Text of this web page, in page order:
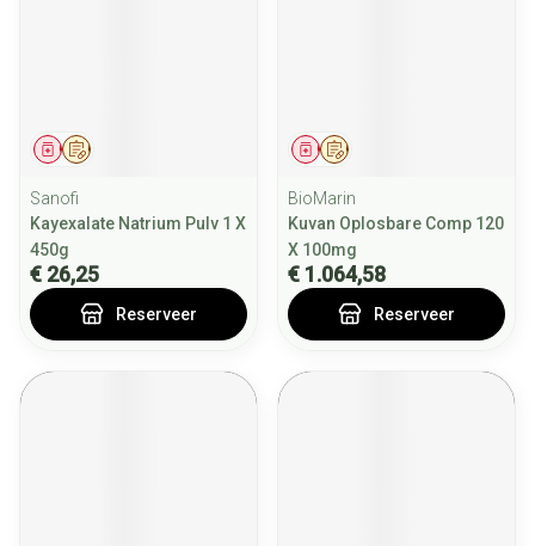
Op voorschrift
Geneesmiddel
Sanofi
Kayexalate Natrium Pulv 1 X
450g
€ 26,25
Reserveer
Op voorschrift
Geneesmiddel
BioMarin
Kuvan Oplosbare Comp 120
X 100mg
€ 1.064,58
Reserveer